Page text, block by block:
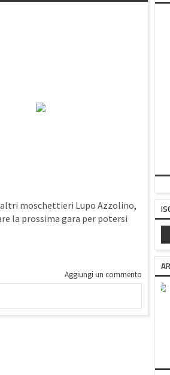
altri moschettieri Lupo Azzolino,
la prossima gara per potersi
Aggiungi un commento